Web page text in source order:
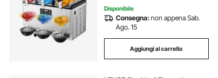
Disponibile
Consegna:non appena Sab.
Ago. 15
Aggiungi al carrello